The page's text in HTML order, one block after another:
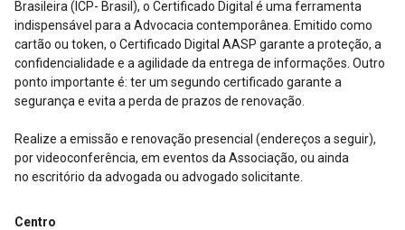
Brasileira (ICP- Brasil), o Certificado Digital é uma ferramenta
indispensável para a Advocacia contemporânea. Emitido como
cartão ou token, o Certificado Digital AASP garante a proteção, a
confidencialidade e a agilidade da entrega de informações. Outro
ponto importante é: ter um segundo certificado garante a
segurança e evita a perda de prazos de renovação.
Realize a emissão e renovação presencial (endereços a seguir),
por videoconferência, em eventos da Associação, ou ainda
no escritório da advogada ou advogado solicitante.
Centro